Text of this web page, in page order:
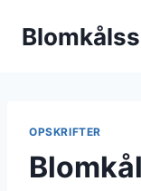
OPSKRIFTER